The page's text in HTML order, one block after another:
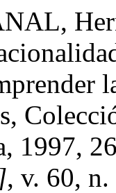
1997,
, v. 60,